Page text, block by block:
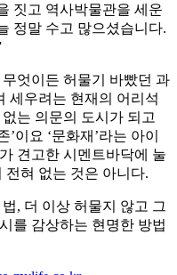
짓고 역사박물관을 세운
정말 수고 많으셨습니다.
엇이든 허물기 바빴던 과
세우려는 현재의 어리석
는 의문의 도시가 되고
’이요 ‘문화재’라는 아이
견고한 시멘트바닥에 눌
전혀 없는 것은 아니다.
, 더 이상 허물지 않고 그
를 감상하는 현명한 방법